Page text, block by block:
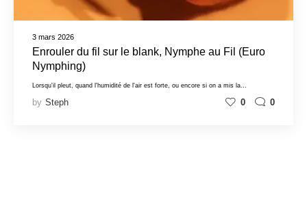
3 mars 2026
Enrouler du fil sur le blank, Nymphe au Fil (Euro
Nymphing)
Lorsqu'il pleut, quand l'humidité de l'air est forte, ou encore si on a mis la…
by Steph 0 0